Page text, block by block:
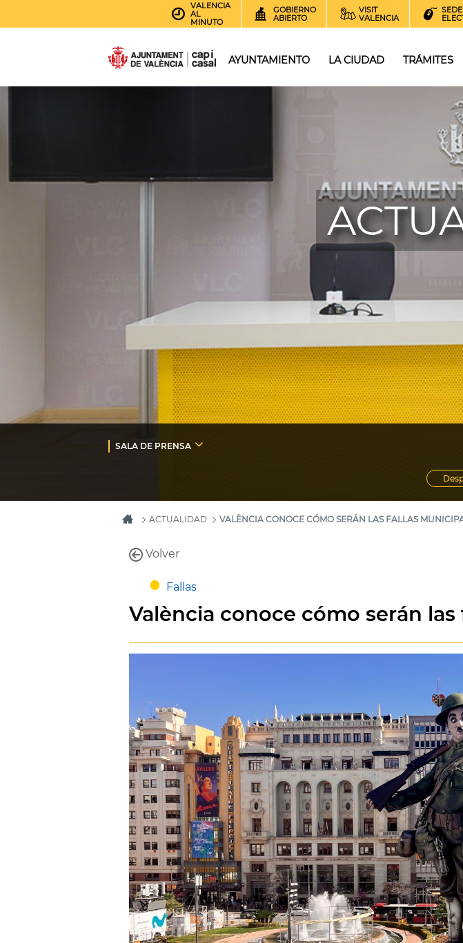
VALENCIA
AL
MINUTO
GOBIERNO
ABIERTO
VISIT
VALENCIA
SEDE
AYUNTAMIENTO LA CIUDAD TRÁMITES
SALA DE PRENSA
ACTUALIDAD VALÈNCIA CONOCE CÓMO SERÁN LAS FALLAS
Volver
Fallas
València conoce cómo serán